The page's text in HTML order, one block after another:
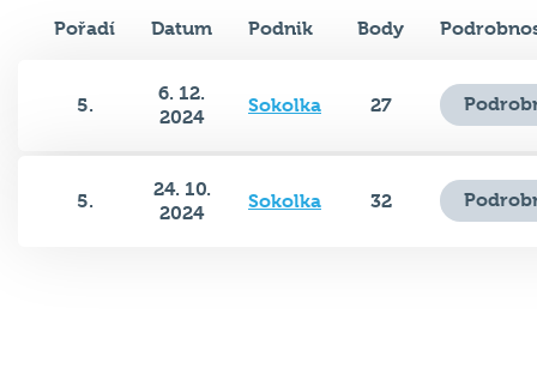
Pořadí Datum Podnik Body
5.
6. 12.
2024
Sokolka 27
5.
24. 10.
2024
Sokolka 32